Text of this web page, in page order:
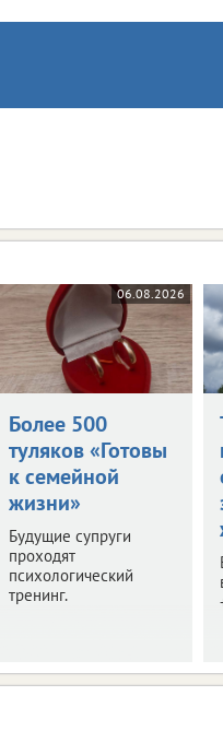
06.08.2026
Более 500
туляков «Готовы
к семейной
жизни»
Будущие супруги
проходят
психологический
тренинг.